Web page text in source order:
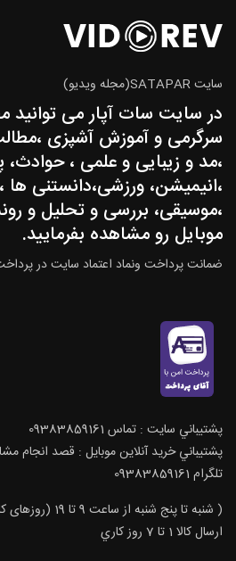
سایت SATAPAR(مجله ویدیو)
در سایت سات آپار می
سرگرمی و آموزش آشپزی
،مد و زیبایی و علمی ،
،انیمیشن، ورزشی،دانستنی ها
،موسیقی، بررسی و تحلیل و
موبایل رو مشاهده بفرمایید.
ضمانت پرداخت ونماد اعتماد سایت در
پشتيباني سايت : تماس 09383859161
پشتيباني خريد آنلاين موبايل : قصد انجام
تلگرام 09383859161
( شنبه تا پنج شنبه از ساعت 9 تا 19 (روزهای کاری))
ارسال كالا 1 تا 7 روز كاري